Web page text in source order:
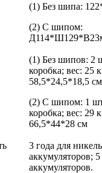
(1) Без шипа:
(2) С шипом:
(1) Без шипов: 2
коробка; вес: 25
58,5*24,5*18,5 см
(2) С шипом: 1
коробка; вес: 29
66,5*44*28 см
3 года для
аккумуляторов;
аккумуляторов.